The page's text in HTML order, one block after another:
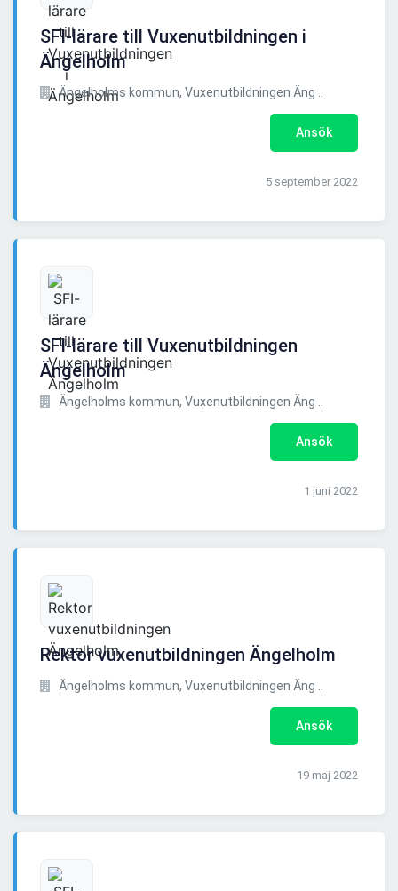
SFI-lärare till Vuxenutbildningen i
Ängelholm
Ängelholms kommun, Vuxenutbildningen Äng ..
Ansök
5 september 2022
SFI-lärare till Vuxenutbildningen
Ängelholm
Ängelholms kommun, Vuxenutbildningen Äng ..
Ansök
1 juni 2022
Rektor vuxenutbildningen Ängelholm
Ängelholms kommun, Vuxenutbildningen Äng ..
Ansök
19 maj 2022